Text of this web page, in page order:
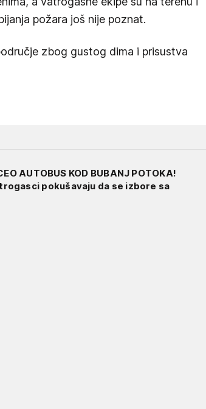
požara još nije poznat.
zbog gustog dima i prisustva
AUTOBUS KOD BUBANJ POTOKA!
pokušavaju da se izbore sa